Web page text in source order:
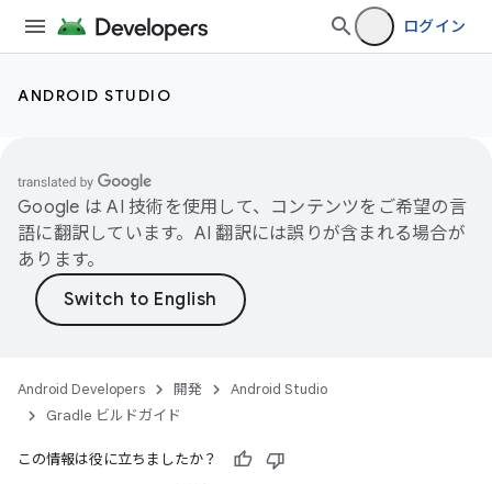
ログイン
ANDROID STUDIO
Google は AI 技術を使用して、コンテンツをご希望の言
語に翻訳しています。AI 翻訳には誤りが含まれる場合が
あります。
Android Developers 開発
Android Studio
Gradle ビルドガイド
この情報は役に立ちましたか？